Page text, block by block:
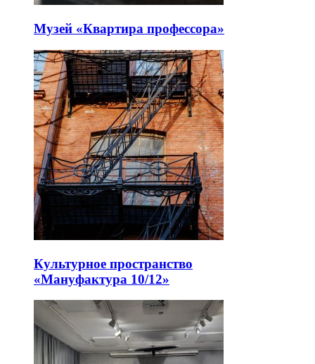
Музей «Квартира профессора»
Культурное пространство
«Мануфактура 10/12»